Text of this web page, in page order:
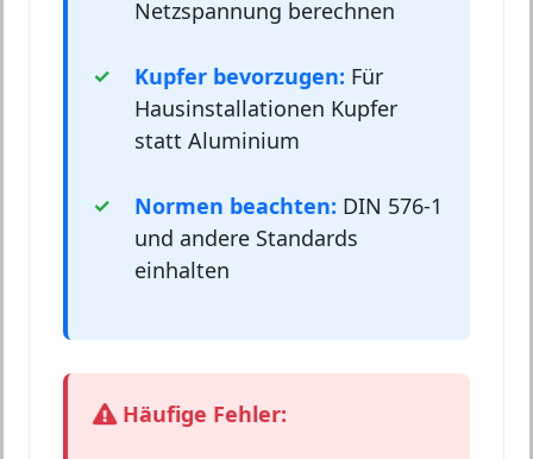
Netzspannung berechnen
Kupfer bevorzugen: Für
Hausinstallationen Kupfer
statt Aluminium
Normen beachten: DIN 576-1
und andere Standards
einhalten
Häufige Fehler: